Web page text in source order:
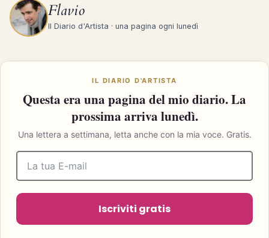
Flavio
Il Diario d'Artista · una pagina ogni lunedì
IL DIARIO D'ARTISTA
Questa era una pagina del mio diario. La
prossima arriva lunedì.
Una lettera a settimana, letta anche con la mia voce. Gratis.
Iscriviti gratis